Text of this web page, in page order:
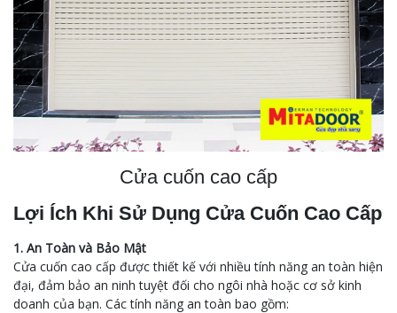
Cửa cuốn cao cấp
Lợi Ích Khi Sử Dụng Cửa Cuốn Cao Cấp
1. An Toàn và Bảo Mật
Cửa cuốn cao cấp được thiết kế với nhiều tính năng an toàn hiện
đại, đảm bảo an ninh tuyệt đối cho ngôi nhà hoặc cơ sở kinh
doanh của bạn. Các tính năng an toàn bao gồm: